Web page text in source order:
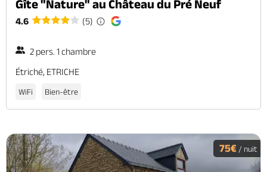
Gîte "Nature" au Château du Pré Neuf
4.6 (5)
2 pers. 1 chambre
Étriché, ETRICHE
WiFi Bien-être
75€ / nuit